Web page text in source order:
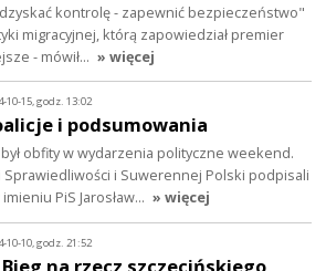
kontrolę - zapewnić bezpieczeństwo"
migracyjnej, którą zapowiedział premier
- mówił… » więcej
10-15, godz. 13:02
i podsumowania
obfity w wydarzenia polityczne weekend.
Sprawiedliwości i Suwerennej Polski podpisali
PiS Jarosław… » więcej
10-10, godz. 21:52